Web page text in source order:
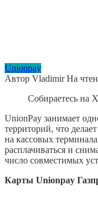
Unionpay
Автор Vladimir На
Собираетесь на
UnionPay занимает
территорий, что
на кассовых
расплачиваться и
число совместимых
Карты Unionpay